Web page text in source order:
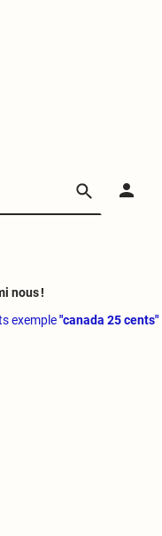
nous !
exemple"canada 25 cents"